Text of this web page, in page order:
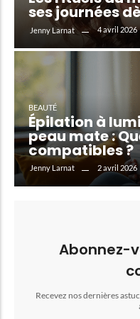
ses journées
Jenny Larnat 4 avril 2026
BEAUTÉ
Épilation à
peau mate :
compatibles ?
Jenny Larnat 2 avril 2026
Abonnez-
Recevez nos dernières